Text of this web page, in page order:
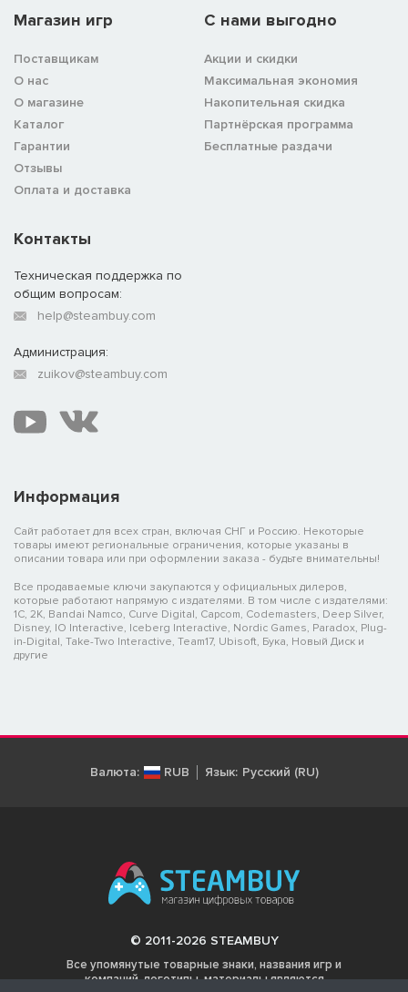
Магазин игр
Поставщикам
О нас
О магазине
Каталог
Гарантии
Отзывы
Оплата и доставка
C нами выгодно
Акции и скидки
Максимальная экономия
Накопительная скидка
Партнёрская программа
Бесплатные раздачи
Информация
Сайт работает для всех стран, включая СНГ и Россию. Некоторые
товары имеют региональные ограничения, которые указаны в
описании товара или при оформлении заказа - будьте внимательны!
Все продаваемые ключи закупаются у официальных дилеров,
которые работают напрямую с издателями. В том числе с издателями:
1C, 2K, Bandai Namco, Curve Digital, Capcom, Codemasters, Deep Silver,
Disney, IO Interactive, Iceberg Interactive, Nordic Games, Paradox, Plug-
in-Digital, Take-Two Interactive, Team17, Ubisoft, Бука, Новый Диск и
другие
Контакты
Техническая поддержка по
общим вопросам:
help@steambuy.com
Администрация:
zuikov@steambuy.com
Валюта: RUB Язык: Русский (RU)
© 2011-2026 STEAMBUY
Все упомянутые товарные знаки, названия игр и
компаний, логотипы, материалы являются